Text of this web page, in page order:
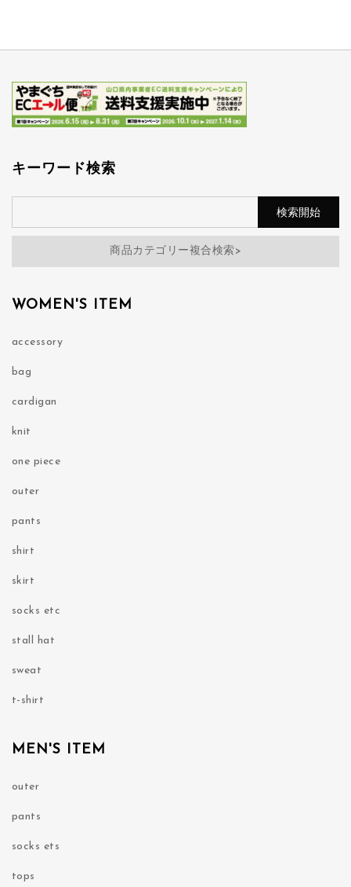
キーワード検索
商品カテゴリー複合検索>
WOMEN'S ITEM
accessory
bag
cardigan
knit
one piece
outer
pants
shirt
skirt
socks etc
stall hat
sweat
t-shirt
MEN'S ITEM
outer
pants
socks ets
tops